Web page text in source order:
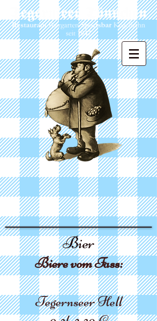
Bier
Biere vom Fass:
Tegernseer Hell